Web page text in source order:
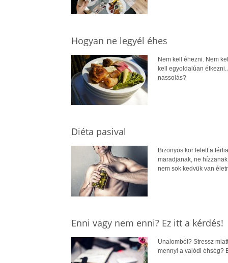
Hogyan ne legyél éhes
Nem kell éhezni. Nem
kell egyoldalúan
nassolás?
Diéta pasival
Bizonyos kor felett a
maradjanak, ne
nem sok kedvük van
Enni vagy nem enni? Ez itt a kérdés!
Unalomból? Stressz
mennyi a valódi éhség?